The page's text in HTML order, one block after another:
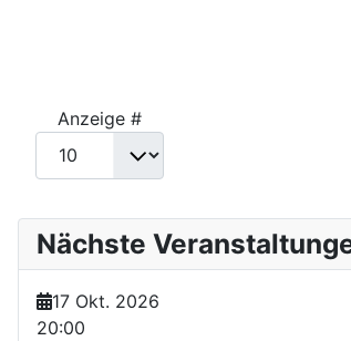
Anzeige #
Nächste
17 Okt. 2026
20:00